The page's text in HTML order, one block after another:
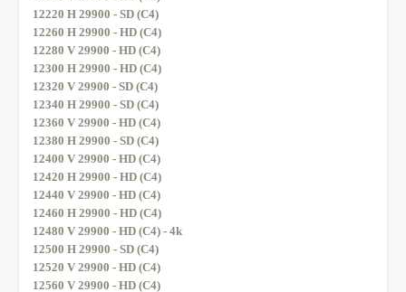
12220 H 29900 - SD (C4)
12260 H 29900 - HD (C4)
12280 V 29900 - HD (C4)
12300 H 29900 - HD (C4)
12320 V 29900 - SD (C4)
12340 H 29900 - SD (C4)
12360 V 29900 - HD (C4)
12380 H 29900 - SD (C4)
12400 V 29900 - HD (C4)
12420 H 29900 - HD (C4)
12440 V 29900 - HD (C4)
12460 H 29900 - HD (C4)
12480 V 29900 - HD (C4) - 4k
12500 H 29900 - SD (C4)
12520 V 29900 - HD (C4)
12560 V 29900 - HD (C4)